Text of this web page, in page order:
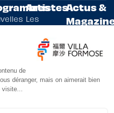
Artistes
Les
artistes
résidents
Evènements
Actus &
actualités